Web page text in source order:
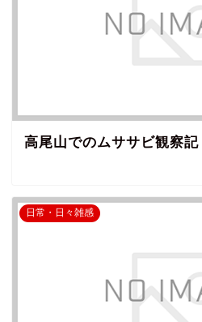
高尾山でのムササビ観察記
日常・日々雑感